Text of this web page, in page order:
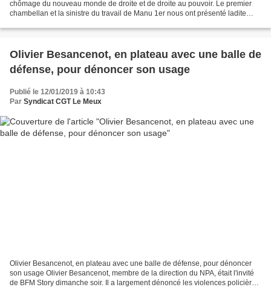
chômage du nouveau monde de droite et de droite au pouvoir. Le premier
chambellan et la sinistre du travail de Manu 1er nous ont présenté ladite
Olivier Besancenot, en plateau avec une balle de
défense, pour dénoncer son usage
Publié le 12/01/2019 à 10:43
Par Syndicat CGT Le Meux
Olivier Besancenot, en plateau avec une balle de défense, pour dénoncer
son usage Olivier Besancenot, membre de la direction du NPA, était l'invité
de BFM Story dimanche soir. Il a largement dénoncé les violences policières